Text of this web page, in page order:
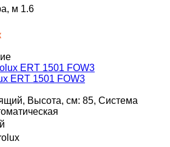
м 1.6
ERT 1501 FOW3
Высота, см: 85, Система